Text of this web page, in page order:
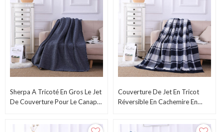
Sherpa A Tricoté En Gros Le Jet
De Couverture Pour Le Canapé-
Couverture De Jet En Tricot
Réversible En Cachemire En